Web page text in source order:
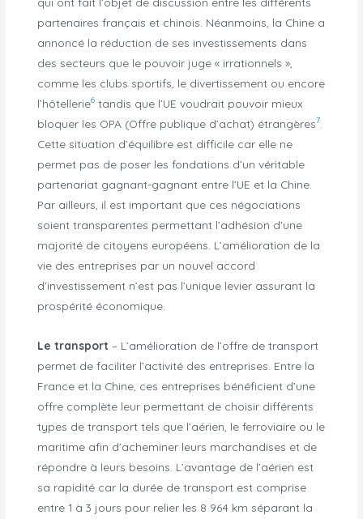
partenaires français et chinois. Néanmoins, la Chine a
annoncé la réduction de ses investissements dans
des secteurs que le pouvoir juge « irrationnels »,
comme les clubs sportifs, le divertissement ou encore
l’hôtellerie6 tandis que l’UE voudrait pouvoir mieux
bloquer les OPA (Offre publique d’achat) étrangères7
Cette situation d’équilibre est difficile car elle ne
permet pas de poser les fondations d’un véritable
partenariat gagnant-gagnant entre l’UE et la Chine.
Par ailleurs, il est important que ces négociations
soient transparentes permettant l’adhésion d’une
majorité de citoyens européens. L’amélioration de la
vie des entreprises par un nouvel accord
d’investissement n’est pas l’unique levier assurant la
prospérité économique.
Le transport – L’amélioration de l’offre de transport
permet de faciliter l’activité des entreprises. Entre la
France et la Chine, ces entreprises bénéficient d’une
offre complète leur permettant de choisir différents
types de transport tels que l’aérien, le ferroviaire ou le
maritime afin d’acheminer leurs marchandises et de
répondre à leurs besoins. L’avantage de l’aérien est
sa rapidité car la durée de transport est comprise
entre 1 à 3 jours pour relier les 8 964 km séparant la